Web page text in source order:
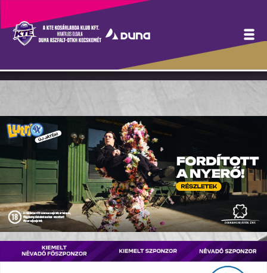
Február 19-én edzőmeccs